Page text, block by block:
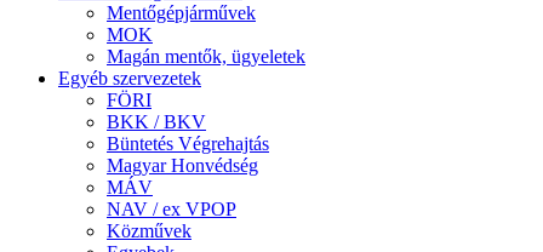
Mentőgépjárművek
MOK
Magán mentők, ügyeletek
Egyéb szervezetek
FÖRI
BKK / BKV
Büntetés Végrehajtás
Magyar Honvédség
MÁV
NAV / ex VPOP
Közművek